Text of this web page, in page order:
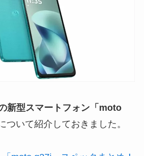
新型スマートフォン「moto
ついて紹介しておきました。